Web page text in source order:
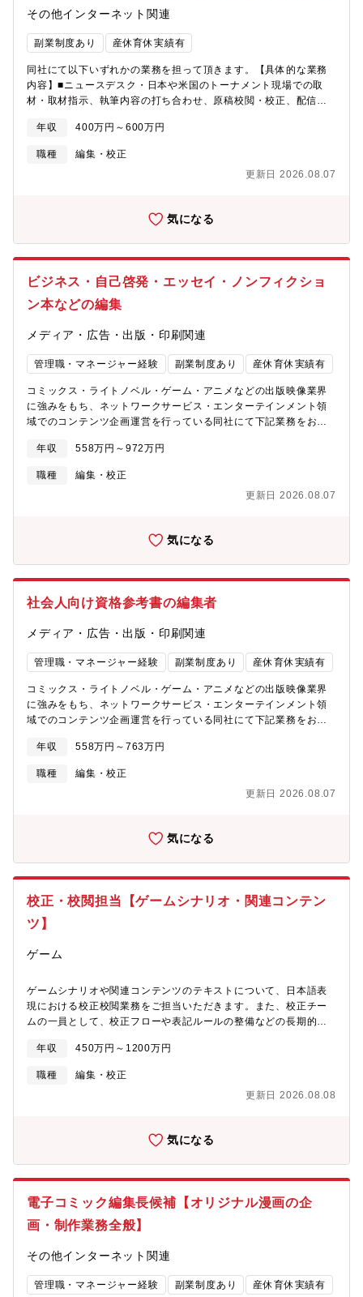
査」(※)によると、日本国内における縦型動画広告の市場規模は
2023年には526億円(前年対比156.3％)に到達、2027年には
1,942億円に達する見込みと発表されており、世界的に大きな広が
りを見せている縦型動画・ショートドラマ市場は日本国内でも拡
大の兆しを見せています。同社は、スマートフォン向けゲームア
プリやライブ配信＆動画アプリ「ミクチャ」などのコンシューマ
ョンショーなどでの俳優・タレントのキャスティング、クリエイ
像制作等、エンターテインメントに関する数多くの事業を手がけ
てまいりました。縦型ショートドラマアプリでは、同社の幅広い
次世代の映像体験をユーザーにお届けいたします。
その他インターネット関連
副業制度あり 産休育休実績有
同社にて以下いずれかの業務を担って頂きます。【具体的な業務
内容】■ニュースデスク・日本や米国のトーナメント現場での取
材・取材指示、執筆内容の打ち合わせ、原稿校閲・校正、配信
ンツの制作・コンテンツの企画を考えて取材し、テキストや写
真、動画を組み合わせながらアプトプット【本ポジションの魅
力】■会員数551万人を誇る国内最大級のゴルフメディアを運営す
る同社において、ご経験を生かすことが出来ます。■リモートワー
年収 400万円～600万円
職種
編集・校正
更新日 2026.08.07
気になる
ビジネス・自己啓発・エッセイ・ノンフィクショ
ン本などの編集
メディア・広告・出版・印刷関連
管理職・マネージャー経験 副業制度あり 産休育休実績有
コミックス・ライトノベル・ゲーム・アニメなどの出版映像業界
に強みをもち、ネットワークサービス・エンターテインメント領
域でのコンテンツ企画運営を行っている同社にて下記業務をお任
ノンフィクションなどの単行本を主に担当している部署で編集業
務全般に携わっていただきます【具体的な業務内容】■書籍の企画
立案■原稿依頼■進行管理■編集作業■刊行後のパブリシティ活動
【部門について】書籍以外でもセミナー・動画事業などを推進し
境を準備しています。わからないことは誰にでも気軽に質問がで
方】テレワークを積極活用しており、当部門においては在宅メイ
ミュニケーションは、会社で貸与される端末を使用し、オンライ
きやすい環境が構築されています。★テレワーク＝在宅勤務・リ
モートワークを含む「働き方」を指しています※テレワーク規程
に準ずる。業務や状況により、出社が必要となる場合がございま
す。【KADOKAWA社の企業特徴】■IP（知的財産）の展開自社で
保有する豊富な知的財産（IP）を活かし、書籍、アニメ、ゲー
ム、映画、グッズなど多岐にわたるメディアミックスを得意とし
ム、書籍を展開しており、世界中にファンを持っています。■デジ
のデジタル技術を駆使したコンテンツの提供を行っています。
【企業事業展開(例)】★出版：書籍・出版を軸に新規IPの創出★映
ットフォーム★教育事業：クリエイティブ分野の専門校運営,オン
等)https://group.kadokawa.co.jp/ir/integratedreport/
年収 558万円～972万円
職種
編集・校正
更新日 2026.08.07
気になる
社会人向け資格参考書の編集者
メディア・広告・出版・印刷関連
管理職・マネージャー経験 副業制度あり 産休育休実績有
コミックス・ライトノベル・ゲーム・アニメなどの出版映像業界
に強みをもち、ネットワークサービス・エンターテインメント領
域でのコンテンツ企画運営を行っている同社にて下記業務をお任
部署で、一般向け資格参考書、大学生向け就職参考書などの企
画・編集業務全般。企画立案から編集、販売プランニングまで一
貫して担当していただきます。※参考書に限らず、「学び」を核
とした一般実用書・理工書・ビジネス書など、自由な発想での企
ミナー、インターネットサービスなどコンテンツサービスの企画
も活用しながら就業しています。また、部員同士のコミュニケー
ャットツール（Slack）で行っており、どこにいても働きやすい環
境が構築されています。★テレワーク＝在宅勤務・リモートワー
業務や状況により、出社が必要となる場合がございます。
画、グッズなど多岐にわたるメディアミックスを得意としていま
す。■グローバル展開海外市場向けに日本のアニメやゲーム、書籍
を展開しており、世界中にファンを持っています。■デジタルイノ
ベーションデジタル分野への積極的な投資を行い、最新のデジタ
展開(例)】★出版：書籍・出版を軸に新規IPの創出★映像部門：書
籍とアニメのメディアミックスを最大化★ゲーム：新規IP創出と
システムを開発【参考資料】■同社の事業概要
告書(KADOKAWA社とは
等)https://group.kadokawa.co.jp/ir/integratedreport/
年収 558万円～763万円
職種
編集・校正
更新日 2026.08.07
気になる
校正・校閲担当【ゲームシナリオ・関連コンテン
ツ】
ゲーム
ゲームシナリオや関連コンテンツのテキストについて、日本語表
現における校正校閲業務をご担当いただきます。また、校正チー
ムの一員として、校正フローや表記ルールの整備などの長期的な
に最高の物語体験を届ける「縁の下の力持ち」としてご活躍いた
だけるポジションです。【具体的な業務内容】■誤字脱字、文法的
誤り、誤用・重言の指摘など基本的な校正■読みやすさやトンマナ
に沿った表現調整の提案■事実確認や物語中の矛盾のチェック■必
年収 450万円～1200万円
職種
編集・校正
更新日 2026.08.08
気になる
電子コミック編集長候補【オリジナル漫画の企
画・制作業務全般】
その他インターネット関連
管理職・マネージャー経験 副業制度あり 産休育休実績有